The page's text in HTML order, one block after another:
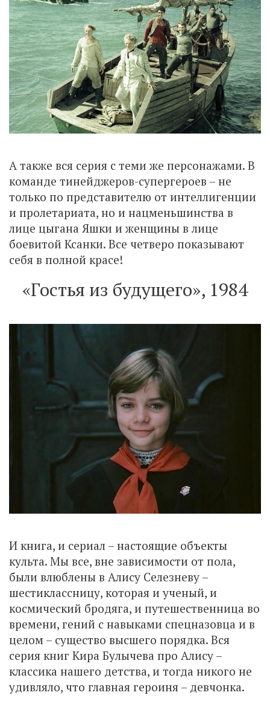
А также вся серия с теми же персонажами. В
команде тинейджеров-супергероев – не
только по представителю от интеллигенции
и пролетариата, но и нацменьшинства в
лице цыгана Яшки и женщины в лице
боевитой Ксанки. Все четверо показывают
себя в полной красе!
«Гостья из будущего», 1984
И книга, и сериал – настоящие объекты
культа. Мы все, вне зависимости от пола,
были влюблены в Алису Селезневу –
шестиклассницу, которая и ученый, и
космический бродяга, и путешественница во
времени, гений с навыками спецназовца и в
целом – существо высшего порядка. Вся
серия книг Кира Булычева про Алису –
классика нашего детства, и тогда никого не
удивляло, что главная героиня – девчонка.